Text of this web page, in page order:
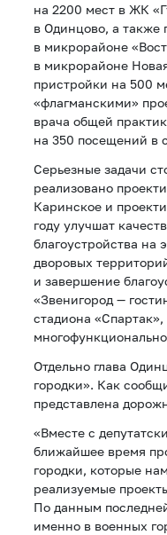
на 2200 мест в ЖК
в Одинцово, а также
в микрорайоне
в микрорайоне
пристройки на 500
«флагманскими»
врача общей
на 350 посещений в
Серьезные задачи
реализовано
Каринское и
году улучшат
благоустройства на
дворовых
и завершение
«Звенигород —
стадиона
Отдельно глава
городки». Как
представлена
«Вместе с
ближайшее время
городки, которые
реализуемые
По данным
именно в военных